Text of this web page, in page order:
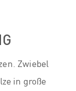
Zwiebel
in große